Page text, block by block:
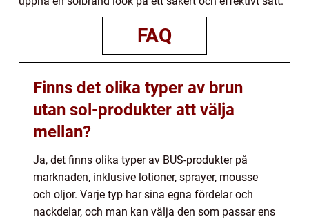
FAQ
Finns det olika typer av brun
utan sol-produkter att välja
mellan?
Ja, det finns olika typer av BUS-produkter på
marknaden, inklusive lotioner, sprayer, mousse
och oljor. Varje typ har sina egna fördelar och
nackdelar, och man kan välja den som passar ens